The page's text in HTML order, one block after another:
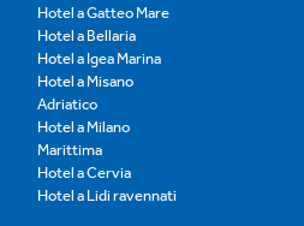
Hotel a Gatteo Mare
Hotel a Bellaria
Hotel a Igea Marina
Hotel a Misano
Adriatico
Hotel a Milano
Marittima
Hotel a Cervia
Hotel a Lidi ravennati